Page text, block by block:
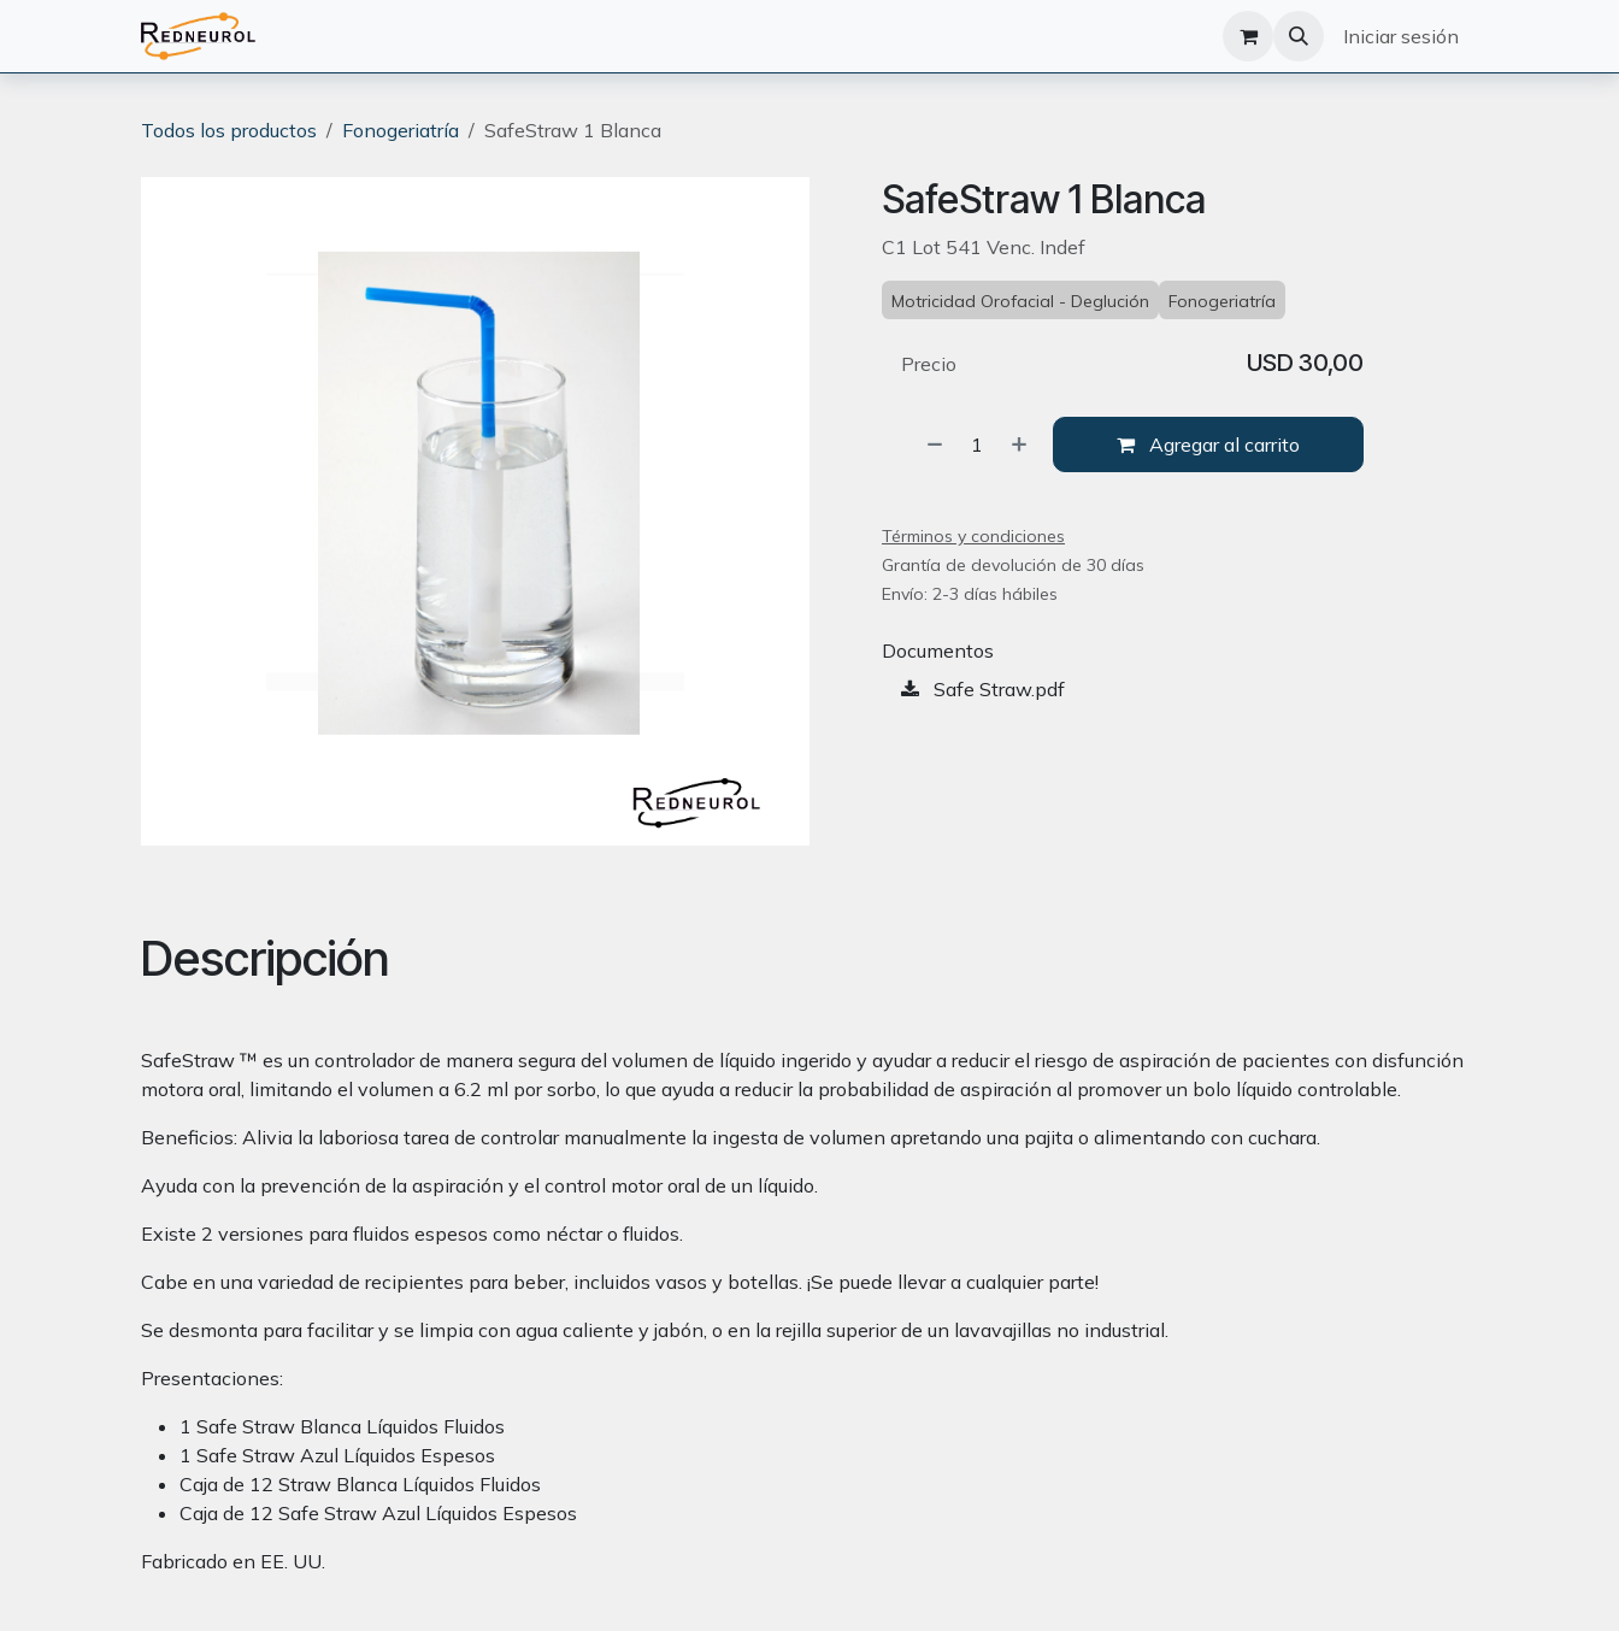
Iniciar sesión
Todos los productos Fonogeriatría SafeStraw 1 Blanca
SafeStraw 1 Blanca
C1 Lot 541 Venc. Indef
Motricidad Orofacial - Deglución Fonogeriatría
Agregar al carrito
Precio USD 30,00
Términos y condiciones
Grantía de devolución de 30 días
Envío: 2-3 días hábiles
Documentos
Safe Straw.pdf
Descripción
SafeStraw ™ es un controlador de manera segura del volumen de líquido ingerido y ayudar a reducir el riesgo de aspiración de pacientes con disfunción
motora oral, limitando el volumen a 6.2 ml por sorbo, lo que ayuda a reducir la probabilidad de aspiración al promover un bolo líquido controlable.
Beneficios: Alivia la laboriosa tarea de controlar manualmente la ingesta de volumen apretando una pajita o alimentando con cuchara.
Ayuda con la prevención de la aspiración y el control motor oral de un líquido.
Existe 2 versiones para fluidos espesos como néctar o fluidos.
Cabe en una variedad de recipientes para beber, incluidos vasos y botellas. ¡Se puede llevar a cualquier parte!
Se desmonta para facilitar y se limpia con agua caliente y jabón, o en la rejilla superior de un lavavajillas no industrial.
Presentaciones:
1 Safe Straw Blanca Líquidos Fluidos
1 Safe Straw Azul Líquidos Espesos
Caja de 12 Straw Blanca Líquidos Fluidos
Caja de 12 Safe Straw Azul Líquidos Espesos
Fabricado en EE. UU.